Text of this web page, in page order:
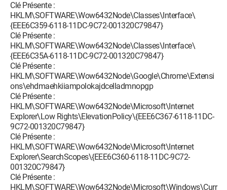
Clé Présente :
HKLM\SOFTWARE\Wow6432Node\Classes\Interface\
{EEE6C359-6118-11DC-9C72-001320C79847}
Clé Présente :
HKLM\SOFTWARE\Wow6432Node\Classes\Interface\
{EEE6C35A-6118-11DC-9C72-001320C79847}
Clé Présente :
HKLM\SOFTWARE\Wow6432Node\Google\Chrome\Extensi
ons\ehdmaehkiiampolokajdcelladmnopgp
Clé Présente :
HKLM\SOFTWARE\Wow6432Node\Microsoft\Internet
Explorer\Low Rights\ElevationPolicy\{EEE6C367-6118-11DC-
9C72-001320C79847}
Clé Présente :
HKLM\SOFTWARE\Wow6432Node\Microsoft\Internet
Explorer\SearchScopes\{EEE6C360-6118-11DC-9C72-
001320C79847}
Clé Présente :
HKLM\SOFTWARE\Wow6432Node\Microsoft\Windows\Curr